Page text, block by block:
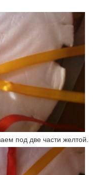
под две части желтой.